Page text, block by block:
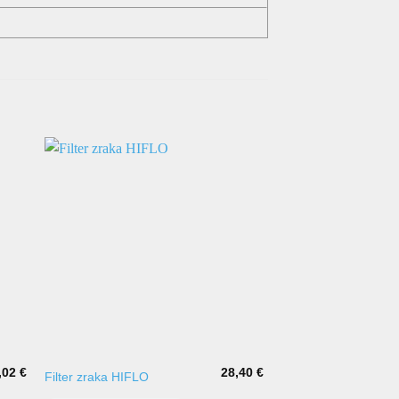
€ Filter zraka HIFLO 28,40€